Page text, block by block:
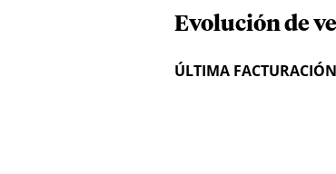
Evolución de
ÚLTIMA